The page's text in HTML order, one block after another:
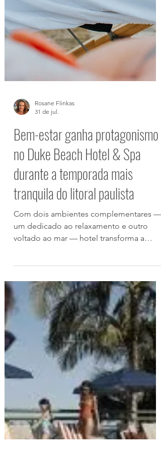
Rosane Flinkas
31 de jul.
Bem-estar ganha protagonismo
no Duke Beach Hotel & Spa
durante a temporada mais
Com dois ambientes complementares —
um dedicado ao relaxamento e outro
voltado ao mar — hotel transforma a
baixa temporada em uma experiência
exclusiva para casais Enquanto muitos
associam o litoral norte apenas ao verão,
o Duke Beach Hotel & Spa mostra que os
meses de menor movimento revelam sua
melhor versão. Com menos hóspedes,
mais privacidade e uma atmosfera
naturalmente silenciosa, o
empreendimento transforma a baixa
temporada em um convite para
desacelerar, renovar as